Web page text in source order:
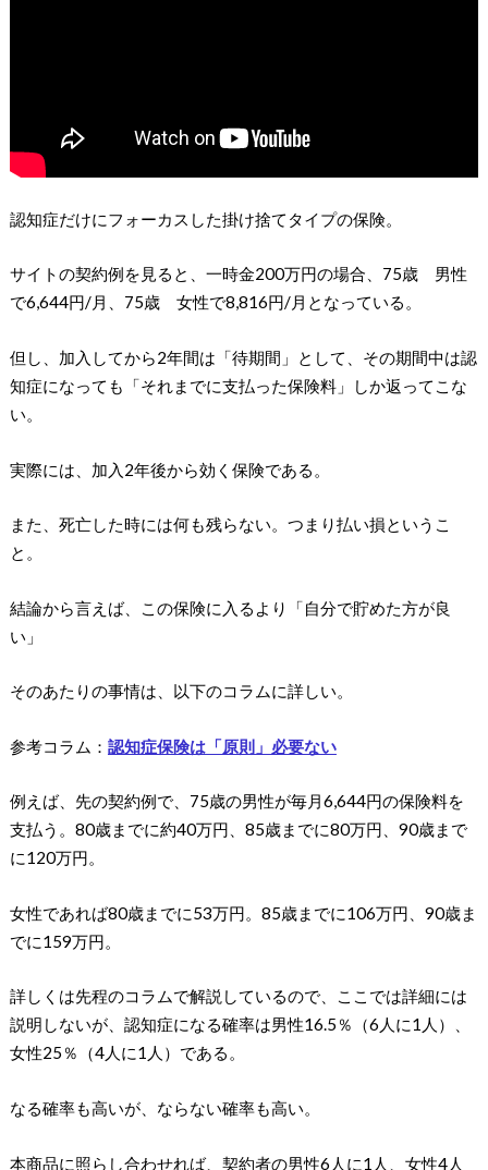
認知症だけにフォーカスした掛け捨てタイプの保険。
サイトの契約例を見ると、一時金200万円の場合、75歳 男性
で6,644円/月、75歳 女性で8,816円/月となっている。
但し、加入してから2年間は「待期間」として、その期間中は認
知症になっても「それまでに支払った保険料」しか返ってこな
い。
実際には、加入2年後から効く保険である。
また、死亡した時には何も残らない。つまり払い損というこ
と。
結論から言えば、この保険に入るより「自分で貯めた方が良
い」
そのあたりの事情は、以下のコラムに詳しい。
参考コラム： 認知症保険は「原則」必要ない
例えば、先の契約例で、75歳の男性が毎月6,644円の保険料を
支払う。80歳までに約40万円、85歳までに80万円、90歳まで
に120万円。
女性であれば80歳までに53万円。85歳までに106万円、90歳ま
でに159万円。
詳しくは先程のコラムで解説しているので、ここでは詳細には
説明しないが、認知症になる確率は男性16.5％（6人に1人）、
女性25％（4人に1人）である。
なる確率も高いが、ならない確率も高い。
本商品に照らし合わせれば、契約者の男性6人に1人、女性4人